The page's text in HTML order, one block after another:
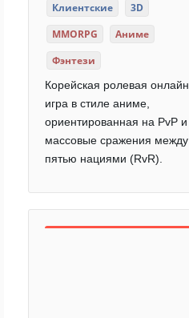
Клиентские
3D
MMORPG
Аниме
Фэнтези
Корейская ролевая онлайн
игра в стиле аниме,
ориентированная на PvP и
массовые сражения между
пятью нациями (RvR).